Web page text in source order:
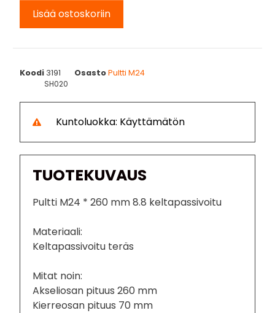
Lisää ostoskoriin
Koodi 3191 OsastoPultti M24
SH020
Kuntoluokka: Käyttämätön
TUOTEKUVAUS
Pultti M24 * 260 mm 8.8 keltapassivoitu
Materiaali:
Keltapassivoitu teräs
Mitat noin:
Akseliosan pituus 260 mm
Kierreosan pituus 70 mm